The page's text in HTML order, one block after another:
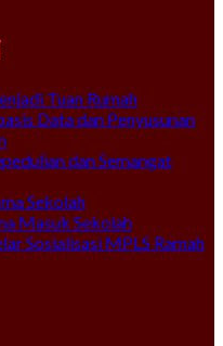
Tuan Rumah
Data dan Penyusunan
dan Semangat
Sekolah
Masuk Sekolah
Sosialisasi MPLS Ramah